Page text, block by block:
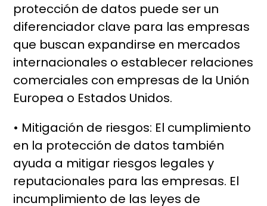
protección de datos puede ser un
diferenciador clave para las empresas
que buscan expandirse en mercados
internacionales o establecer relaciones
comerciales con empresas de la Unión
Europea o Estados Unidos.
• Mitigación de riesgos: El cumplimiento
en la protección de datos también
ayuda a mitigar riesgos legales y
reputacionales para las empresas. El
incumplimiento de las leyes de